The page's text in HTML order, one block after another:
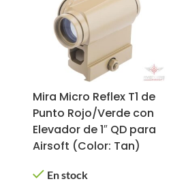
Mira Micro Reflex T1 de
Punto Rojo/Verde con
Elevador de 1″ QD para
Airsoft (Color: Tan)
En stock